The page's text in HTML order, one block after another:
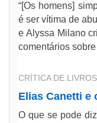
“[Os homens]
é ser vítima de
e Alyssa Milano
comentários
CRÍTICA DE LIVROS
Elias Canetti e
O que se pode